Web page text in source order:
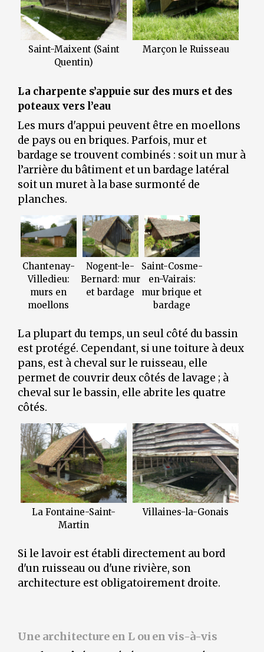
Saint-Maixent (Saint
Quentin)
Marçon le Ruisseau
La charpente s’appuie sur des murs et des
poteaux vers l’eau
Les murs d'appui peuvent être en moellons
de pays ou en briques. Parfois, mur et
bardage se trouvent combinés : soit un mur à
l’arrière du bâtiment et un bardage latéral
soit un muret à la base surmonté de
planches.
Chantenay-
Villedieu:
murs en
moellons
Nogent-le-
Bernard: mur
et bardage
Saint-Cosme-
en-Vairais:
mur brique et
bardage
La plupart du temps, un seul côté du bassin
est protégé. Cependant, si une toiture à deux
pans, est à cheval sur le ruisseau, elle
permet de couvrir deux côtés de lavage ; à
cheval sur le bassin, elle abrite les quatre
côtés.
La Fontaine-Saint-
Martin
Villaines-la-Gonais
Si le lavoir est établi directement au bord
d'un ruisseau ou d'une rivière, son
architecture est obligatoirement droite.
Une architecture en L ou en vis-à-vis